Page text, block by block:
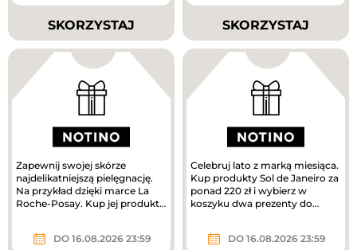
SKORZYSTAJ SKORZYSTAJ
Zapewnij swojej skórze
najdelikatniejszą pielęgnację.
Na przykład dzięki marce La
Roche-Posay. Kup jej produkty
DO 16.08.2026 23:59
Celebruj lato z marką miesiąca.
Kup produkty Sol de Janeiro za
ponad 220 zł i wybierz w
koszyku dwa prezenty do
DO 16.08.2026 23:59